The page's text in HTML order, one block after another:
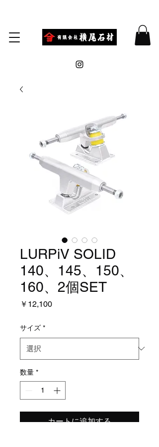
LURPiV SOLID
140、145、150、
160、2個SET
￥12,100価
サイズ *
数量 *
カートに追加する